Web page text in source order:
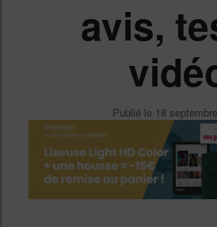
avis,
Publié le 18